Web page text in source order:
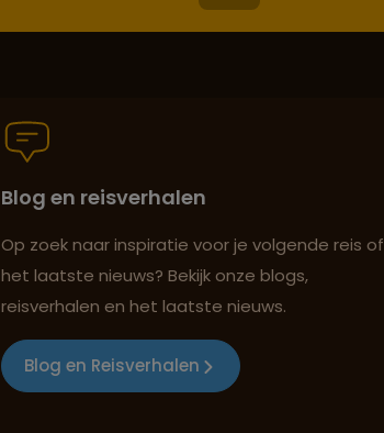
Blog en reisverhalen
Op zoek naar inspiratie voor je volgende reis of
het laatste nieuws? Bekijk onze blogs,
reisverhalen en het laatste nieuws.
Blog en Reisverhalen